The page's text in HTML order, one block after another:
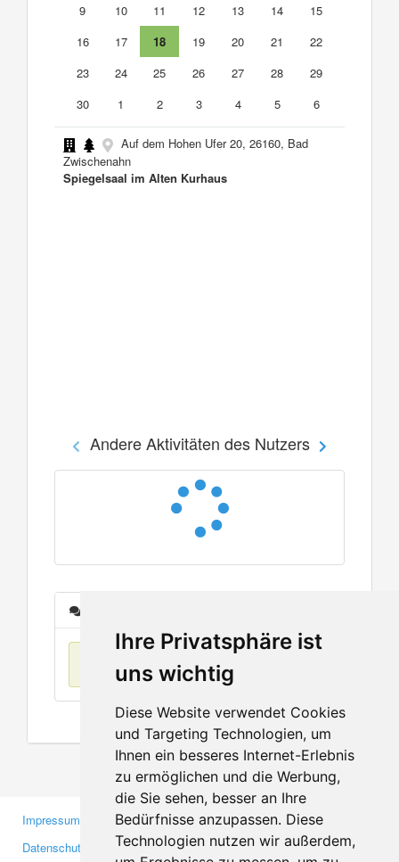
Ihre Privatsphäre ist
uns wichtig
Diese Website verwendet Cookies
und Targeting Technologien, um
Ihnen ein besseres Internet-Erlebnis
zu ermöglichen und die Werbung,
die Sie sehen, besser an Ihre
Bedürfnisse anzupassen. Diese
Technologien nutzen wir außerdem,
9
10 11 12 13 14
15
16
17 18 19 20 21
22
23
24 25 26 27 28
29
30
1 2 3 4 5 6
Auf dem Hohen Ufer 20, 26160, Bad
Zwischenahn
Spiegelsaal im Alten Kurhaus
Andere Aktivitäten des Nutzers
Keine Einträge
Impressum
Datenschutzerklärung
Gewerbetreibende
Investoren